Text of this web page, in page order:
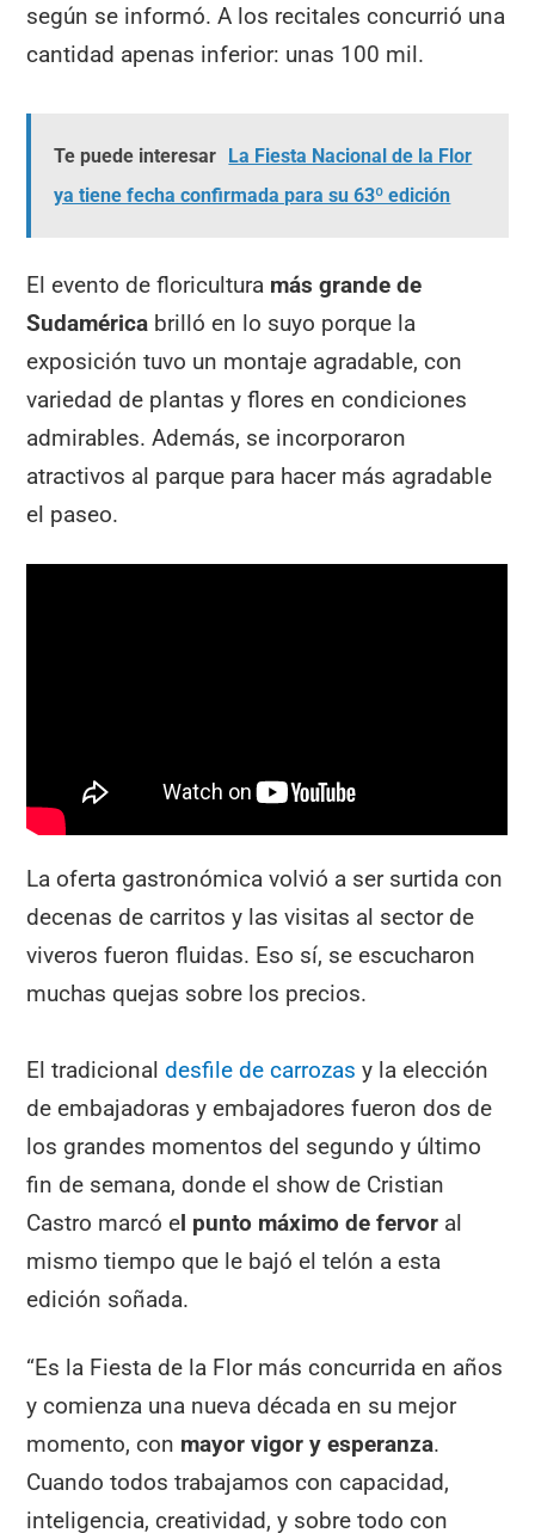
según se informó. A los recitales concurrió una
cantidad apenas inferior: unas 100 mil.
Te puede interesar La Fiesta Nacional de la Flor
ya tiene fecha confirmada para su 63º edición
El evento de floricultura más grande de
Sudamérica brilló en lo suyo porque la
exposición tuvo un montaje agradable, con
variedad de plantas y flores en condiciones
admirables. Además, se incorporaron
atractivos al parque para hacer más agradable
el paseo.
La oferta gastronómica volvió a ser surtida con
decenas de carritos y las visitas al sector de
viveros fueron fluidas. Eso sí, se escucharon
muchas quejas sobre los precios.
El tradicionaldesfile de carrozasy la elección
de embajadoras y embajadores fueron dos de
los grandes momentos del segundo y último
fin de semana, donde el show de Cristian
Castro marcó el punto máximo de fervor al
mismo tiempo que le bajó el telón a esta
edición soñada.
“Es la Fiesta de la Flor más concurrida en años
y comienza una nueva década en su mejor
momento, con mayor vigor y esperanza.
Cuando todos trabajamos con capacidad,
inteligencia, creatividad, y sobre todo con